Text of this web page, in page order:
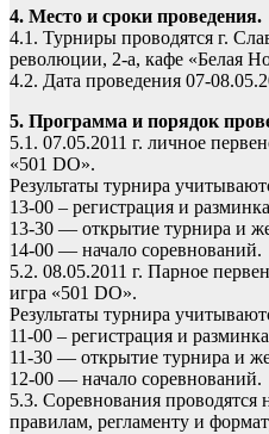
4. Место и сроки проведения.
4.1. Турниры проводятся г.
революции, 2-а, кафе «Белая
4.2. Дата проведения 07-
5. Программа и порядок
5.1. 07.05.2011 г. личное
«501 DO».
Результаты турнира
13-00 – регистрация и
13-30 — открытие турнира и
14-00 — начало соревнований.
5.2. 08.05.2011 г. Парное
игра «501 DO».
Результаты турнира
11-00 – регистрация и
11-30 — открытие турнира и
12-00 — начало соревнований.
5.3. Соревнования проводятся
правилам, регламенту и